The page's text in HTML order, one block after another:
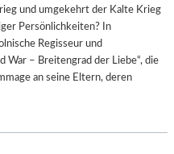
und umgekehrt der Kalte Krieg
Persönlichkeiten? In
Regisseur und
War – Breitengrad der Liebe“, die
an seine Eltern, deren